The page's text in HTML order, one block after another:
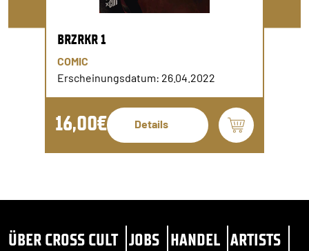
BRZRKR 1
COMIC
Erscheinungsdatum: 26.04.2022
16,00€ Details
ÜBER CROSS CULT JOBS HANDEL ARTISTS